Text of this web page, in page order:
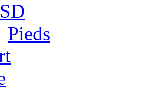
Pieds